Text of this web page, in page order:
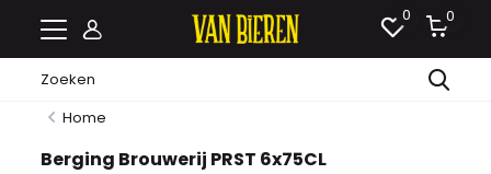
0 0
Home
Berging Brouwerij PRST 6x75CL